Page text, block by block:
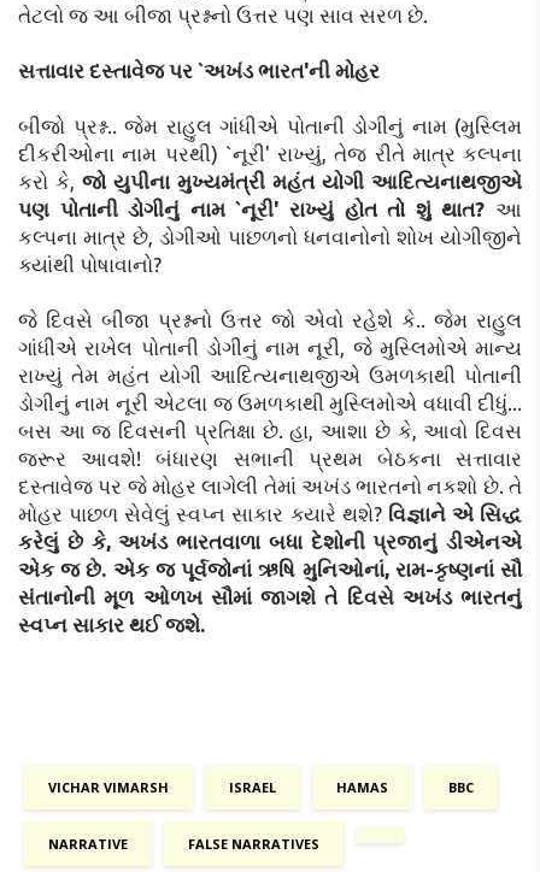
તેટલો જ આ બીજા પ્રશ્નનો ઉત્તર પણ સાવ સરળ છે.
સત્તાવાર દસ્તાવેજ પર `અખંડ ભારત'ની મોહર
બીજો પ્રશ્ન.. જેમ રાહુલ ગાંધીએ પોતાની ડોગીનું નામ (મુસ્લિમ
દીકરીઓના નામ પરથી) `નૂરી' રાખ્યું, તેજ રીતે માત્ર કલ્પના
કરો કે, જો યુપીના મુખ્યમંત્રી મહંત યોગી આદિત્યનાથજીએ
પણ પોતાની ડોગીનું નામ `નૂરી' રાખ્યું હોત તો શું થાત? આ
કલ્પના માત્ર છે, ડોગીઓ પાછળનો ધનવાનોનો શોખ યોગીજીને
ક્યાંથી પોષાવાનો?
જે દિવસે બીજા પ્રશ્નનો ઉત્તર જો એવો રહેશે કે.. જેમ રાહુલ
ગાંધીએ રાખેલ પોતાની ડોગીનું નામ નૂરી, જે મુસ્લિમોએ માન્ય
રાખ્યું તેમ મહંત યોગી આદિત્યનાથજીએ ઉમળકાથી પોતાની
ડોગીનું નામ નૂરી એટલા જ ઉમળકાથી મુસ્લિમોએ વધાવી દીધું...
બસ આ જ દિવસની પ્રતિક્ષા છે. હા, આશા છે કે, આવો દિવસ
જરૂર આવશે! બંધારણ સભાની પ્રથમ બેઠકના સત્તાવાર
દસ્તાવેજ પર જે મોહર લાગેલી તેમાં અખંડ ભારતનો નકશો છે. તે
મોહર પાછળ સેવેલું સ્વપ્ન સાકાર ક્યારે થશે? વિજ્ઞાને એ સિદ્ધ
કરેલું છે કે, અખંડ ભારતવાળા બધા દેશોની પ્રજાનું ડીએનએ
એક જ છે. એક જ પૂર્વજોનાં ઋષિ મુનિઓનાં, રામ-કૃષ્ણનાં સૌ
સંતાનોની મૂળ ઓળખ સૌમાં જાગશે તે દિવસે અખંડ ભારતનું
સ્વપ્ન સાકાર થઈ જશે.
VICHAR VIMARSH ISRAEL HAMAS BBC
NARRATIVE FALSE NARRATIVES